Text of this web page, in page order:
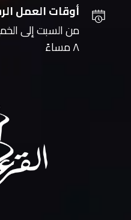
أوقات العمل
٨ مساءً